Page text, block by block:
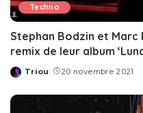
Techno
Stephan Bodzin et
remix de leur album
Posted
Triou 20 novembre 2021